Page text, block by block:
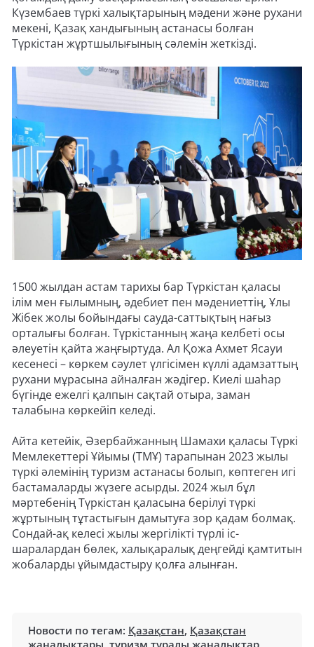
Күзембаев түркі халықтарының мәдени және рухани
мекені, Қазақ хандығының астанасы болған
Түркістан жұртшылығының сәлемін жеткізді.
1500 жылдан астам тарихы бар Түркістан қаласы
ілім мен ғылымның, әдебиет пен мәдениеттің, Ұлы
Жібек жолы бойындағы сауда-саттықтың нағыз
орталығы болған. Түркістанның жаңа келбеті осы
әлеуетін қайта жаңғыртуда. Ал Қожа Ахмет Ясауи
кесенесі – көркем сәулет үлгісімен күллі адамзаттың
рухани мұрасына айналған жәдігер. Киелі шаһар
бүгінде ежелгі қалпын сақтай отыра, заман
талабына көркейіп келеді.
Айта кетейік, Әзербайжанның Шамахи қаласы Түркі
Мемлекеттері Ұйымы (ТМҰ) тарапынан 2023 жылы
түркі әлемінің туризм астанасы болып, көптеген игі
бастамаларды жүзеге асырды. 2024 жыл бұл
мәртебенің Түркістан қаласына берілуі түркі
жұртының тұтастығын дамытуға зор қадам болмақ.
Сондай-ақ келесі жылы жергілікті түрлі іс-
шаралардан бөлек, халықаралық деңгейді қамтитын
жобаларды ұйымдастыру қолға алынған.
Новости по тегам: Қазақстан, Қазақстан
жаңалықтары туризм туралы жаңалықтар